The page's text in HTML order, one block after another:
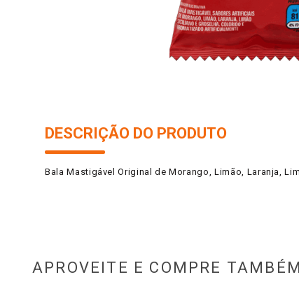
DESCRIÇÃO DO PRODUTO
Bala Mastigável Original de Morango, Limão, Laranja,
APROVEITE E COMPRE TAMBÉM